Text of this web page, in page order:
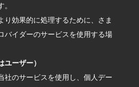
り効果的に処理するために、さま
バイダーのサービスを使用する場
ーザー）
社のサービスを使用し、個人デー